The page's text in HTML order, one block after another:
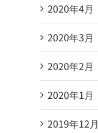
2020年4月
2020年3月
2020年2月
2020年1月
2019年12月